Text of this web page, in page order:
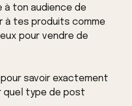
ton audience de
à tes produits comme
pour vendre de
savoir exactement
quel type de post